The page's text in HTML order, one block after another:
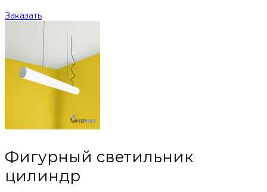
Заказать
Фигурный светильник
цилиндр